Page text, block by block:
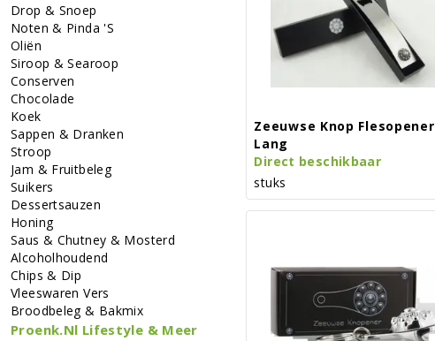
Drop & Snoep
Noten & Pinda 's
Oliën
Siroop & Searoop
Conserven
Chocolade
Koek
Sappen & Dranken
Stroop
Jam & Fruitbeleg
Suikers
Dessertsauzen
Honing
Saus & Chutney & Mosterd
Alcoholhoudend
Chips & Dip
Vleeswaren Vers
Broodbeleg & Bakmix
Proenk.nl Lifestyle & Meer
Zeeuwse Knop Flesopener
Lang
Direct beschikbaar
stuks